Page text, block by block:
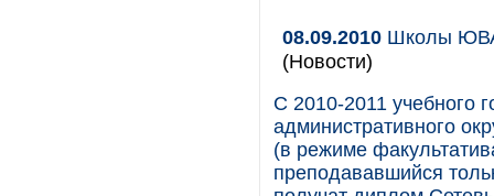
08.09.2010 Школы
(Новости)
С 2010-2011 учебного
административного
(в режиме
преподававшийся